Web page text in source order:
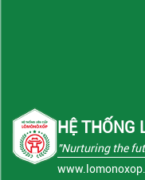
HỆ THỐNG
"Nurturing the